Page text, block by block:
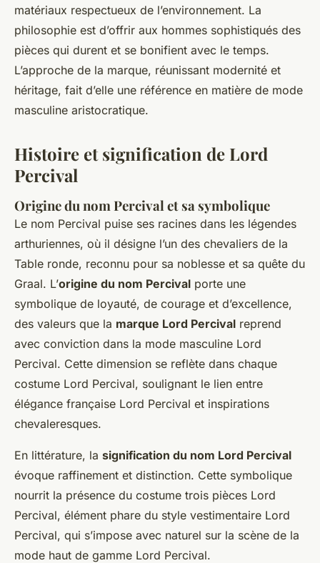
matériaux respectueux de l’environnement. La
philosophie est d’offrir aux hommes sophistiqués des
pièces qui durent et se bonifient avec le temps.
L’approche de la marque, réunissant modernité et
héritage, fait d’elle une référence en matière de mode
masculine aristocratique.
Histoire et signification de Lord
Percival
Origine du nom Percival et sa symbolique
Le nom Percival puise ses racines dans les légendes
arthuriennes, où il désigne l’un des chevaliers de la
Table ronde, reconnu pour sa noblesse et sa quête du
Graal. L’origine du nom Percival porte une
symbolique de loyauté, de courage et d’excellence,
des valeurs que la marque Lord Percival reprend
avec conviction dans la mode masculine Lord
Percival. Cette dimension se reflète dans chaque
costume Lord Percival, soulignant le lien entre
élégance française Lord Percival et inspirations
chevaleresques.
En littérature, la signification du nom Lord Percival
évoque raffinement et distinction. Cette symbolique
nourrit la présence du costume trois pièces Lord
Percival, élément phare du style vestimentaire Lord
Percival, qui s’impose avec naturel sur la scène de la
mode haut de gamme Lord Percival.